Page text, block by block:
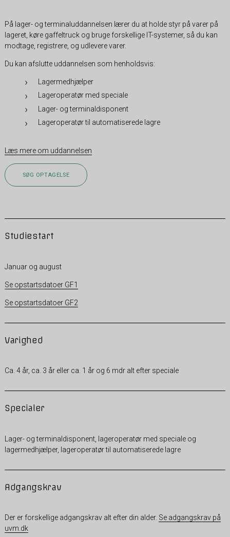
På lager- og terminaluddannelsen lærer du at holde styr på varer på
lageret, køre gaffeltruck og bruge forskellige IT-systemer, så du kan
modtage, registrere, og udlevere varer.
Du kan afslutte uddannelsen som henholdsvis:
Lagermedhjælper
Lageroperatør med speciale
Lager- og terminaldisponent
Lageroperatør til automatiserede lagre
Læs mere om uddannelsen
SØG OPTAGELSE
Studiestart
Januar og august
Se opstartsdatoer GF1
Se opstartsdatoer GF2
Varighed
Ca. 4 år, ca. 3 år eller ca. 1 år og 6 mdr alt efter speciale
Specialer
Lager- og terminaldisponent, lageroperatør med speciale og
lagermedhjælper, lageroperatør til automatiserede lagre
Adgangskrav
Der er forskellige adgangskrav alt efter din alder. Se adgangskrav på
uvm.dk